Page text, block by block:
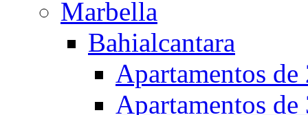
Marbella
Bahialcantara
Apartamentos
Apartamentos